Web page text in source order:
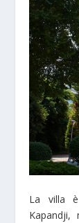
La villa